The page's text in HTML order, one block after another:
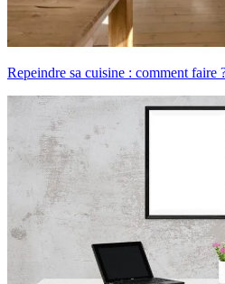
Repeindre sa cuisine : comment faire